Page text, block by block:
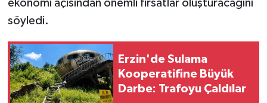
ekonomi açısından önemli fırsatlar oluşturacağını
söyledi.
Erzin'de Sulama
Kooperatifine Büyük
Darbe: Trafoyu Çaldılar